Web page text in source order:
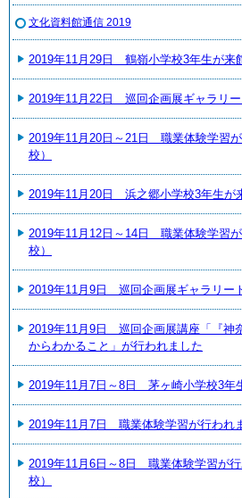
文化資料館通信 2019
2019年11月29日 鶴嶺小学校3年生が来
2019年11月22日 巡回企画展ギャラリ
2019年11月20日～21日 職業体験学習
校）
2019年11月20日 浜之郷小学校3年生が
2019年11月12日～14日 職業体験学習
校）
2019年11月9日 巡回企画展ギャラリー
2019年11月9日 巡回企画展講座「『神
からわかること」が行われました
2019年11月7日～8日 茅ヶ崎小学校3年
2019年11月7日 職業体験学習が行われ
2019年11月6日～8日 職業体験学習が
校）